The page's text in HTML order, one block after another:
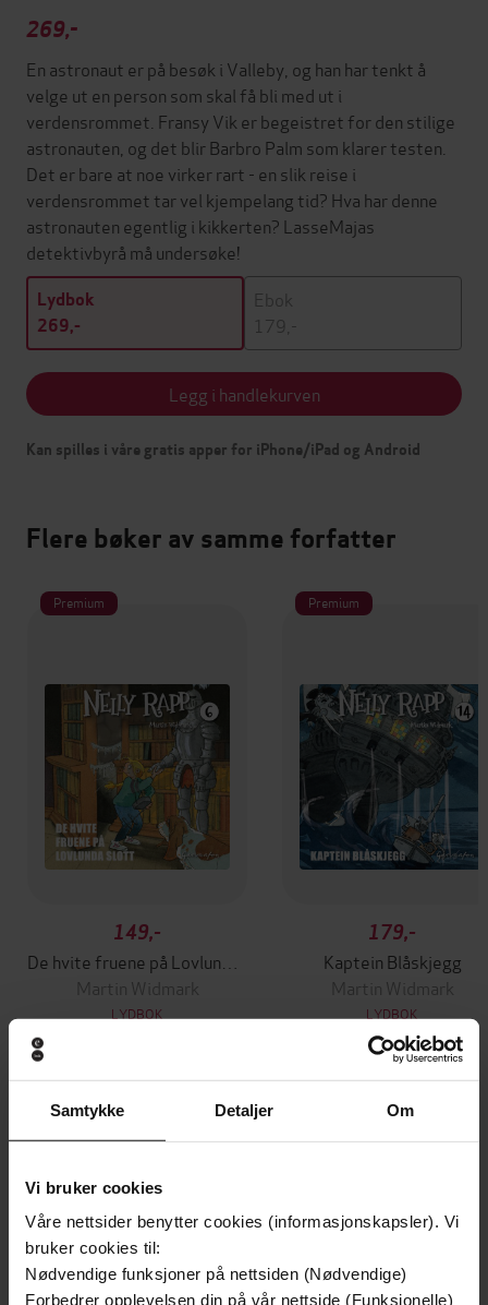
Samtykke Detaljer Om
Vi bruker cookies
Våre nettsider benytter cookies (informasjonskapsler). Vi
bruker cookies til:
Nødvendige funksjoner på nettsiden (Nødvendige)
Forbedrer opplevelsen din på vår nettside (Funksjonelle)
269,-
En astronaut er på besøk i Valleby, og han har tenkt å
velge ut en person som skal få bli med ut i
verdensrommet. Fransy Vik er begeistret for den stilige
astronauten, og det blir Barbro Palm som klarer testen.
Det er bare at noe virker rart - en slik reise i
verdensrommet tar vel kjempelang tid? Hva har denne
astronauten egentlig i kikkerten? LasseMajas
detektivbyrå må undersøke!
Lydbok
269,-
Ebok
179,-
Legg i handlekurven
Kan spilles i våre gratis apper for iPhone/iPad og Android
Flere bøker av samme forfatter
Premium
149,-
Martin Widmark
LYDBOK
Premium
179,-
Kaptein Blåskjegg
Martin Widmark
LYDBOK
Andre har også kjøpt